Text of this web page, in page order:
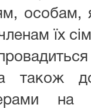
особам,
їх
а також